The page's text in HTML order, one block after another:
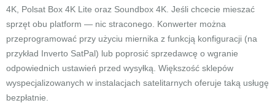
4K, Polsat Box 4K Lite oraz Soundbox 4K. Jeśli chcecie mieszać
sprzęt obu platform — nic straconego. Konwerter można
przeprogramować przy użyciu miernika z funkcją konfiguracji (na
przykład Inverto SatPal) lub poprosić sprzedawcę o wgranie
odpowiednich ustawień przed wysyłką. Większość sklepów
wyspecjalizowanych w instalacjach satelitarnych oferuje taką usługę
bezpłatnie.